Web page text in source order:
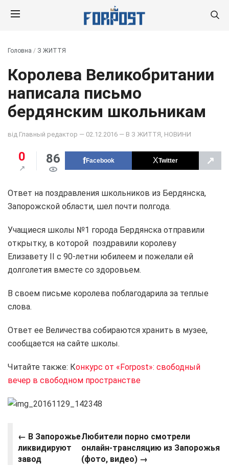
Головна / З ЖИТТЯ
Королева Великобритании
написала письмо
бердянским школьникам
від Главный редактор — 02.12.2016 — В З ЖИТТЯ НОВИНИ
0 86 Facebook Twitter ↗
Ответ на поздравления школьников из Бердянска,
Запорожской области, шел почти полгода.
Учащиеся школы №1 города Бердянска отправили
открытку, в которой поздравили королеву
Елизавету ІІ с 90-летни юбилеем и пожелали ей
долголетия вместе со здоровьем.
В своем письме королева поблагодарила за теплые
слова.
Ответ ее Величества собираются хранить в музее,
сообщается на сайте школы.
Читайте также: Конкурс от «Forpost»: свободный
вечер в свободном пространстве
← В Запорожье
ликвидируют
завод
Любители порно смотрели
онлайн-трансляцию из Запорожья
(фото, видео) →